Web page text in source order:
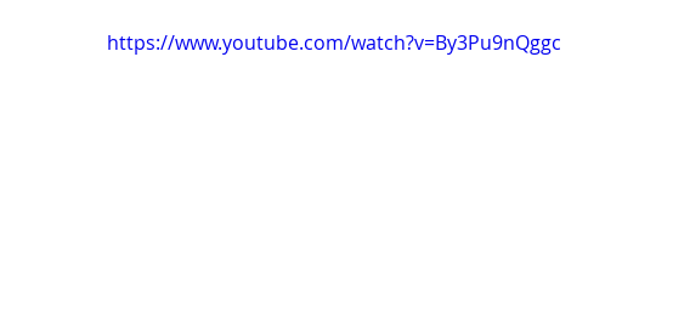
https://www.youtube.com/watch?v=By3Pu9nQggc